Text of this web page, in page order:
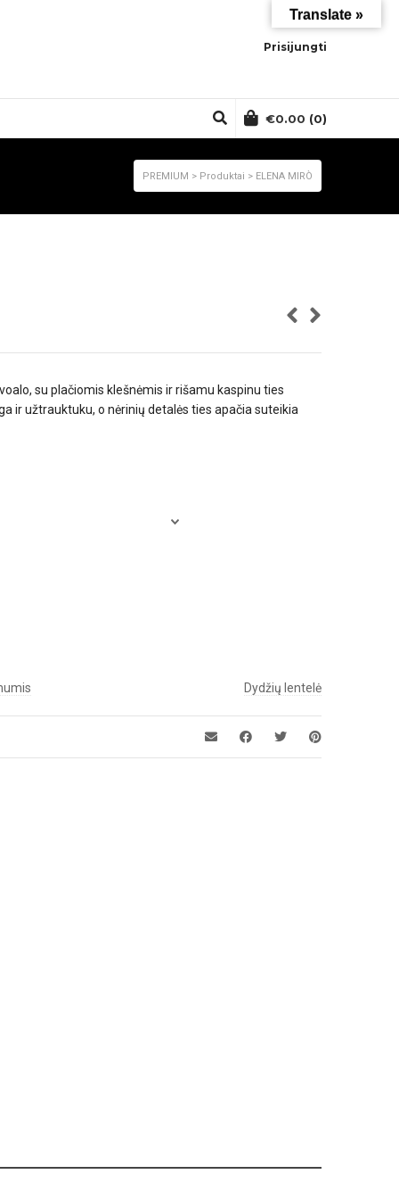
Prisijungti
€0.00 (0)
PREMIUM > Produktai > ELENA MIRÒ
su plačiomis klešnėmis ir rišamu kaspinu ties
ir užtrauktuku, o nėrinių detalės ties apačia suteikia
Dydžių lentelė
Translate »